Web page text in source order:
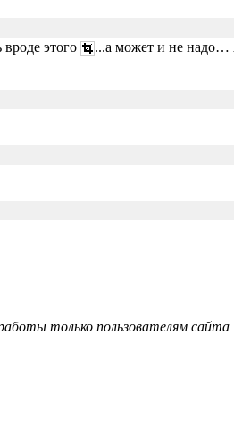
этого
...а может и не надо…
только пользователям сайта